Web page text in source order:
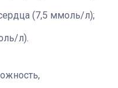
(7,5 ммоль/л);
л).